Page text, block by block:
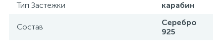
Тип Застежки
карабин
Состав
Серебро
925